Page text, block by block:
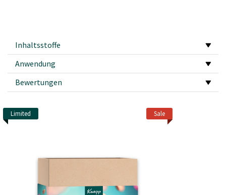
Inhaltsstoffe
Anwendung
Bewertungen
Sale
Limited